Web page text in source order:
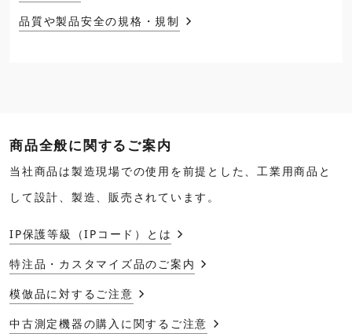
品質や製品安全の規格・規制
商品全般に関するご案内
当社商品は製造現場での使用を前提とした、工業用商品と
して設計、製造、販売されています。
IP保護等級（IPコード）とは
特注品・カスタマイズ品のご案内
模倣品に対するご注意
中古測定機器の購入に関するご注意